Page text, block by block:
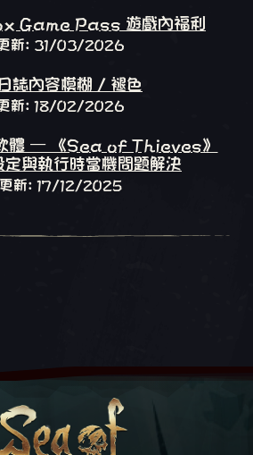
Game Pass 遊戲內福利
新: 31/03/2026
誌內容模糊 / 褪色
新: 18/02/2026
體 – 《Sea of Thieves》
定與執行時當機問題解決
新: 17/12/2025